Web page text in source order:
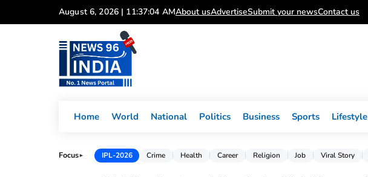
to
August 6, 2026 | 11:37:04 AMAbout usAdvertiseSubmit your newsContact us
Home World National Politics Business Sports Lifestyle
Focus► IPL-2026 Crime Health Career Religion Job Viral Story